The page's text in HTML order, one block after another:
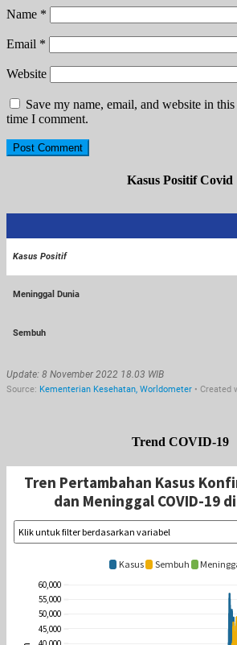
Name *
Email *
Website
Save my name, email, and website in
time I comment.
Kasus Positif Covid
Trend COVID-19